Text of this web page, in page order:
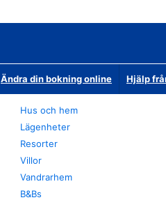
Ändra din bokning online Hjälp
Hus och hem
Lägenheter
Resorter
Villor
Vandrarhem
B&Bs